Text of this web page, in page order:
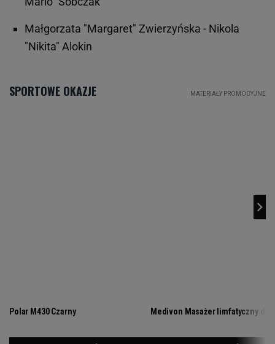
Małgorzata "Margaret" Zwierzyńska - Nikola
"Nikita" Alokin